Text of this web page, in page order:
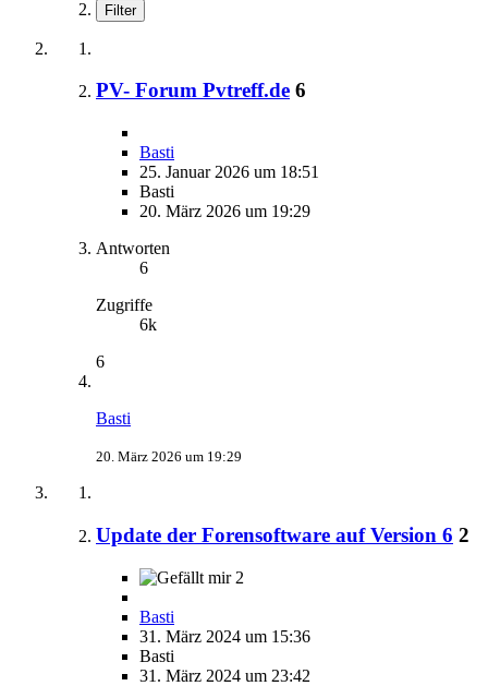
Filter
PV- Forum Pvtreff.de 6
Basti
25. Januar 2026 um 18:51
Basti
20. März 2026 um 19:29
Antworten
6
Zugriffe
6k
6
Basti
20. März 2026 um 19:29
Update der Forensoftware auf Version 6 2
2
Basti
31. März 2024 um 15:36
Basti
31. März 2024 um 23:42